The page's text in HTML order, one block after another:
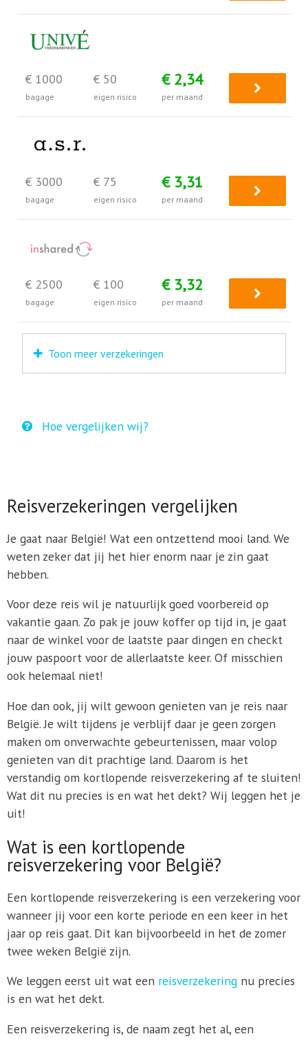
€ 1000
bagage
€ 50
eigen risico
€ 2,34
per maand
€ 3000
bagage
€ 75
eigen risico
€ 3,31
per maand
€ 2500
bagage
€ 100
eigen risico
€ 3,32
per maand
Toon meer verzekeringen
Hoe vergelijken wij?
Reisverzekeringen vergelijken
Je gaat naar België! Wat een ontzettend mooi land. We
weten zeker dat jij het hier enorm naar je zin gaat
hebben.
Voor deze reis wil je natuurlijk goed voorbereid op
vakantie gaan. Zo pak je jouw koffer op tijd in, je gaat
naar de winkel voor de laatste paar dingen en checkt
jouw paspoort voor de allerlaatste keer. Of misschien
ook helemaal niet!
Hoe dan ook, jij wilt gewoon genieten van je reis naar
België. Je wilt tijdens je verblijf daar je geen zorgen
maken om onverwachte gebeurtenissen, maar volop
genieten van dit prachtige land. Daarom is het
verstandig om kortlopende reisverzekering af te sluiten!
Wat dit nu precies is en wat het dekt? Wij leggen het je
uit!
Wat is een kortlopende
reisverzekering voor België?
Een kortlopende reisverzekering is een verzekering voor
wanneer jij voor een korte periode en een keer in het
jaar op reis gaat. Dit kan bijvoorbeeld in het de zomer
twee weken België zijn.
We leggen eerst uit wat een reisverzekeringnu precies
is en wat het dekt.
Een reisverzekering is, de naam zegt het al, een